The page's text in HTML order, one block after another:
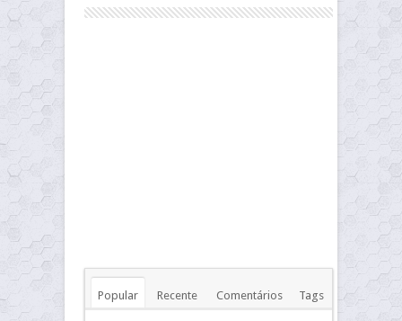
Popular Recente Comentários Tags